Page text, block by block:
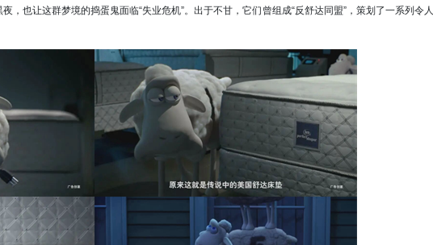
也让这群梦境的捣蛋鬼面临“失业危机”。出于不甘，它们曾组成“反舒达同盟”，策划了一系列令人